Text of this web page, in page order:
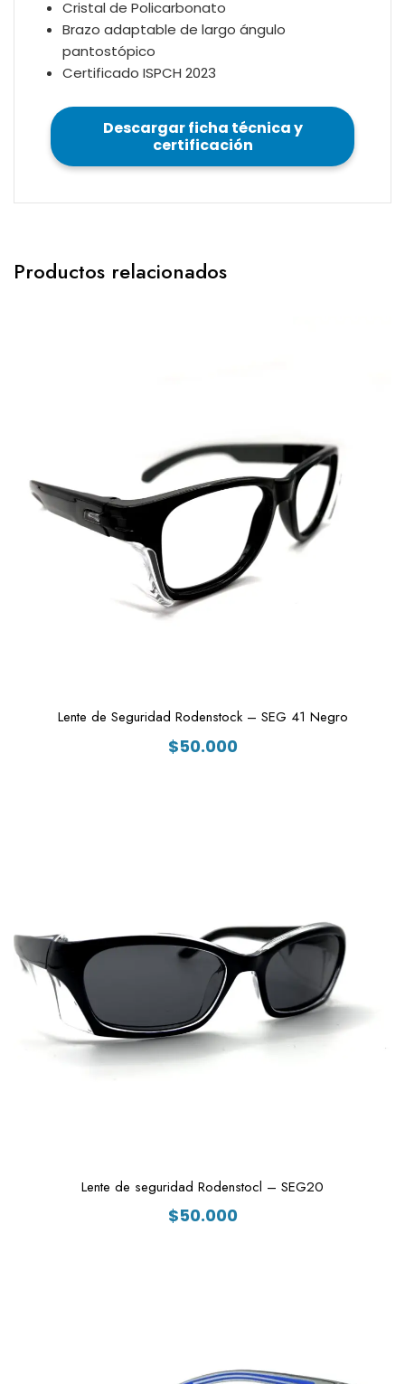
Cristal de Policarbonato
Brazo adaptable de largo ángulo
pantostópico
Certificado ISPCH 2023
Descargar ficha técnica y
certificación
Productos relacionados
Lente de Seguridad Rodenstock – SEG 41 Negro
$50.000
Lente de seguridad Rodenstocl – SEG20
$50.000